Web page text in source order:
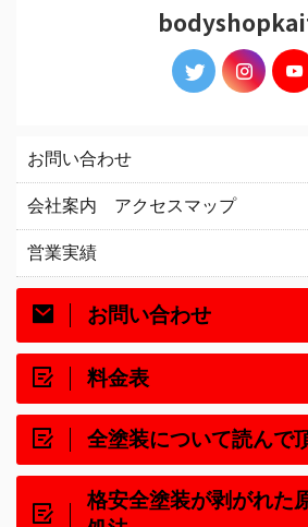
お問い合わせ
会社案内 アクセスマップ
営業実績
お問い合わせ
料金表
全塗装について読んで
格安全塗装が剥がれた